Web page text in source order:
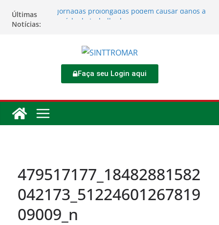
Últimas
Notícias:
Jornadas prolongadas podem causar danos à
saúde do trabalhador
corrige direitos de motoristas da
Transcocamar
dos trabalhadores
Faça seu Login aqui
479517177_18482881582
042173_51224601267819
09009_n